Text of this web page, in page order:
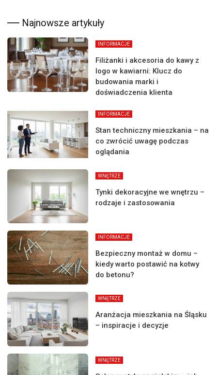
Najnowsze artykuły
INFORMACJE
Filiżanki i akcesoria do kawy z
logo w kawiarni: Klucz do
budowania marki i
doświadczenia klienta
INFORMACJE
Stan techniczny mieszkania – na
co zwrócić uwagę podczas
oglądania
WNĘTRZE
Tynki dekoracyjne we wnętrzu –
rodzaje i zastosowania
INFORMACJE
Bezpieczny montaż w domu –
kiedy warto postawić na kotwy
do betonu?
WNĘTRZE
Aranżacja mieszkania na Śląsku
– inspiracje i decyzje
WNĘTRZE